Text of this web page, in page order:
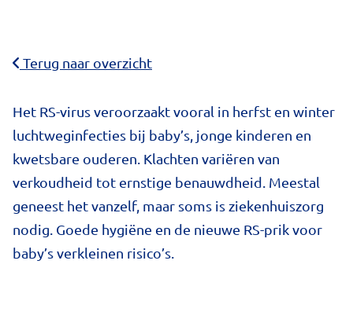
Terug naar overzicht
Het RS-virus veroorzaakt vooral in herfst en winter
luchtweginfecties bij baby’s, jonge kinderen en
kwetsbare ouderen. Klachten variëren van
verkoudheid tot ernstige benauwdheid. Meestal
geneest het vanzelf, maar soms is ziekenhuiszorg
nodig. Goede hygiëne en de nieuwe RS-prik voor
baby’s verkleinen risico’s.